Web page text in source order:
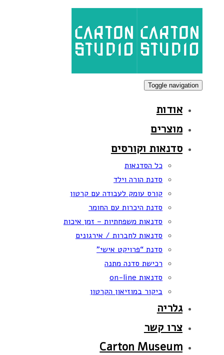
primary
navigation
Toggle navigation
אודות
מוצרים
סדנאות וקורסים
כל הסדנאות
סדנת הורה וילד
קורס עומק לעבודה עם קרטון
סדנת היכרות עם החומר
סדנאות משפחתיות – זמן איכות
סדנאות לחברות / אירגונים
סדנת “פרויקט אישי”
רכישת סדנה מתנה
סדנאות on-line
ביקור במוזיאון הקרטון
גלריה
צרו קשר
Carton Museum